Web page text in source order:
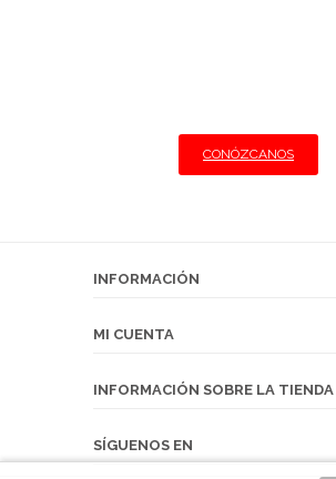
CONÓZCANOS
INFORMACIÓN
MI CUENTA
INFORMACIÓN SOBRE LA TIENDA
SÍGUENOS EN